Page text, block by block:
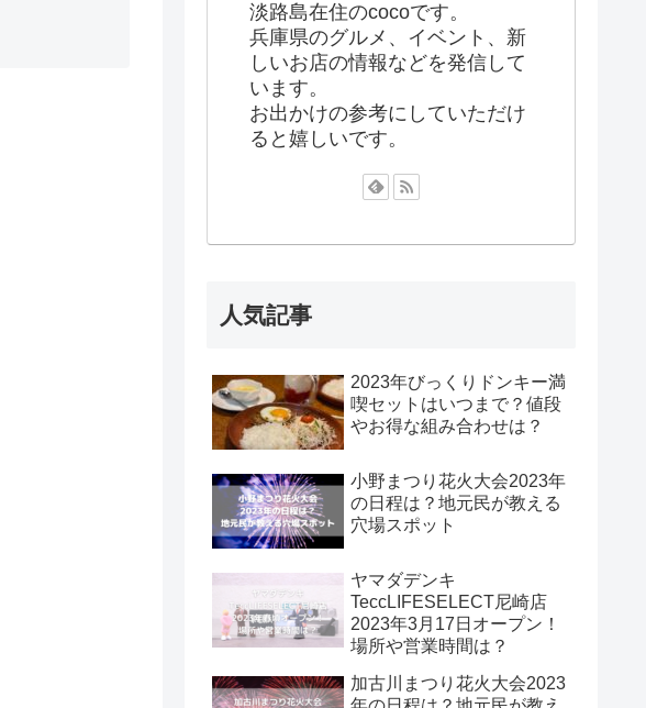
淡路島在住のcocoです。
兵庫県のグルメ、イベント、新
しいお店の情報などを発信して
います。
お出かけの参考にしていただけ
ると嬉しいです。
人気記事
2023年びっくりドンキー満
喫セットはいつまで？値段
やお得な組み合わせは？
小野まつり花火大会2023年
の日程は？地元民が教える
穴場スポット
ヤマダデンキ
TeccLIFESELECT尼崎店
2023年3月17日オープン！
場所や営業時間は？
加古川まつり花火大会2023